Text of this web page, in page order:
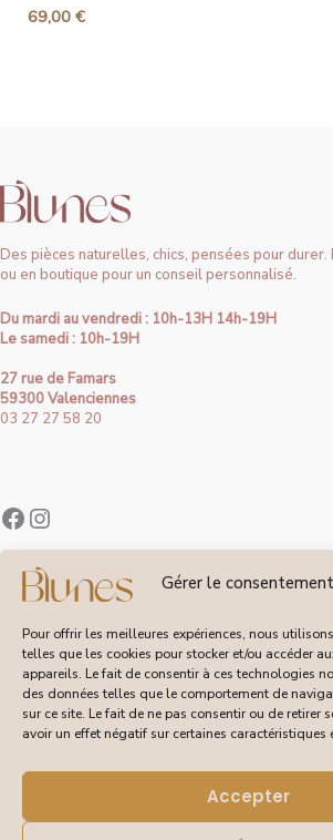
Gérer le consentement
Pour offrir les meilleures expériences, nous
telles que les cookies pour stocker et/ou accéder
appareils. Le fait de consentir à ces technologies
des données telles que le comportement de
sur ce site. Le fait de ne pas consentir ou de retirer
avoir un effet négatif sur certaines caractéristiques
Accepter
69,00 €
Des pièces naturelles, chics, pensées pour
ou en boutique pour un conseil personnalisé.
Du mardi au vendredi : 10h-13H 14h-19H
Le samedi : 10h-19H
27 rue de Famars
59300 Valenciennes
03 27 27 58 20
Contact
À Propos de Blunes
CGV
Livraisons et Retours
Mentions Légales
Politique de